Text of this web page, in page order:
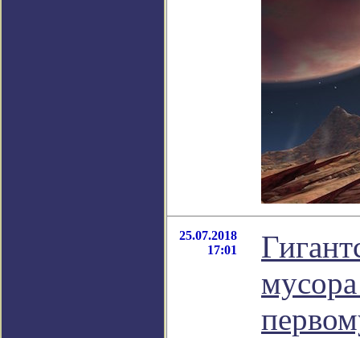
25.07.2018
17:01